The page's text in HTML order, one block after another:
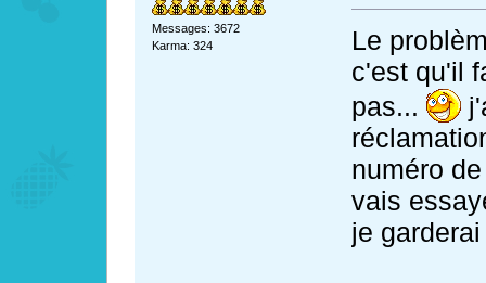
Messages: 3672
Karma: 324
Le
c'est qu'il
pas...
numéro
vais
je